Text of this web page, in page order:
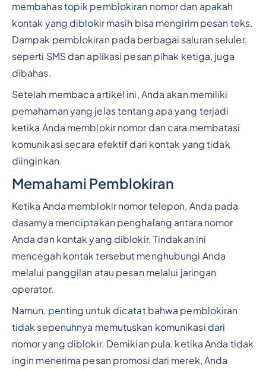
membahas topik pemblokiran nomor dan apakah
kontak yang diblokir masih bisa mengirim pesan teks.
Dampak pemblokiran pada berbagai saluran seluler,
seperti SMS dan aplikasi pesan pihak ketiga, juga
dibahas.
Setelah membaca artikel ini, Anda akan memiliki
pemahaman yang jelas tentang apa yang terjadi
ketika Anda memblokir nomor dan cara membatasi
komunikasi secara efektif dari kontak yang tidak
diinginkan.
Memahami Pemblokiran
Ketika Anda memblokir nomor telepon, Anda pada
dasarnya menciptakan penghalang antara nomor
Anda dan kontak yang diblokir. Tindakan ini
mencegah kontak tersebut menghubungi Anda
melalui panggilan atau pesan melalui jaringan
operator.
Namun, penting untuk dicatat bahwa pemblokiran
tidak sepenuhnya memutuskan komunikasi dari
nomor yang diblokir. Demikian pula, ketika Anda tidak
ingin menerima pesan promosi dari merek, Anda